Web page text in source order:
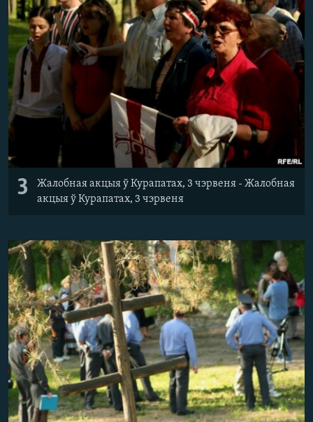
3
Жалобная акцыя ў Курапатах, 3 чэрвеня - Жалобная
акцыя ў Курапатах, 3 чэрвеня